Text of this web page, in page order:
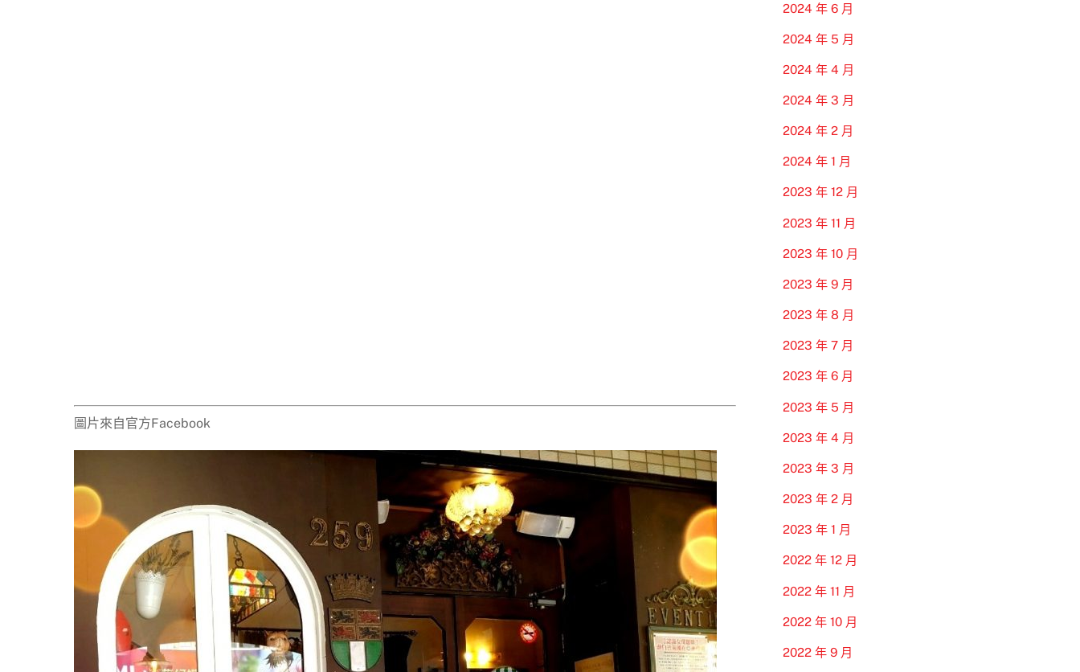
圖片來自官方Facebook
2024 年 6 月
2024 年 5 月
2024 年 4 月
2024 年 3 月
2024 年 2 月
2024 年 1 月
2023 年 12 月
2023 年 11 月
2023 年 10 月
2023 年 9 月
2023 年 8 月
2023 年 7 月
2023 年 6 月
2023 年 5 月
2023 年 4 月
2023 年 3 月
2023 年 2 月
2023 年 1 月
2022 年 12 月
2022 年 11 月
2022 年 10 月
2022 年 9 月